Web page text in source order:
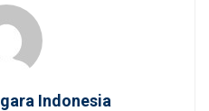
Indonesia